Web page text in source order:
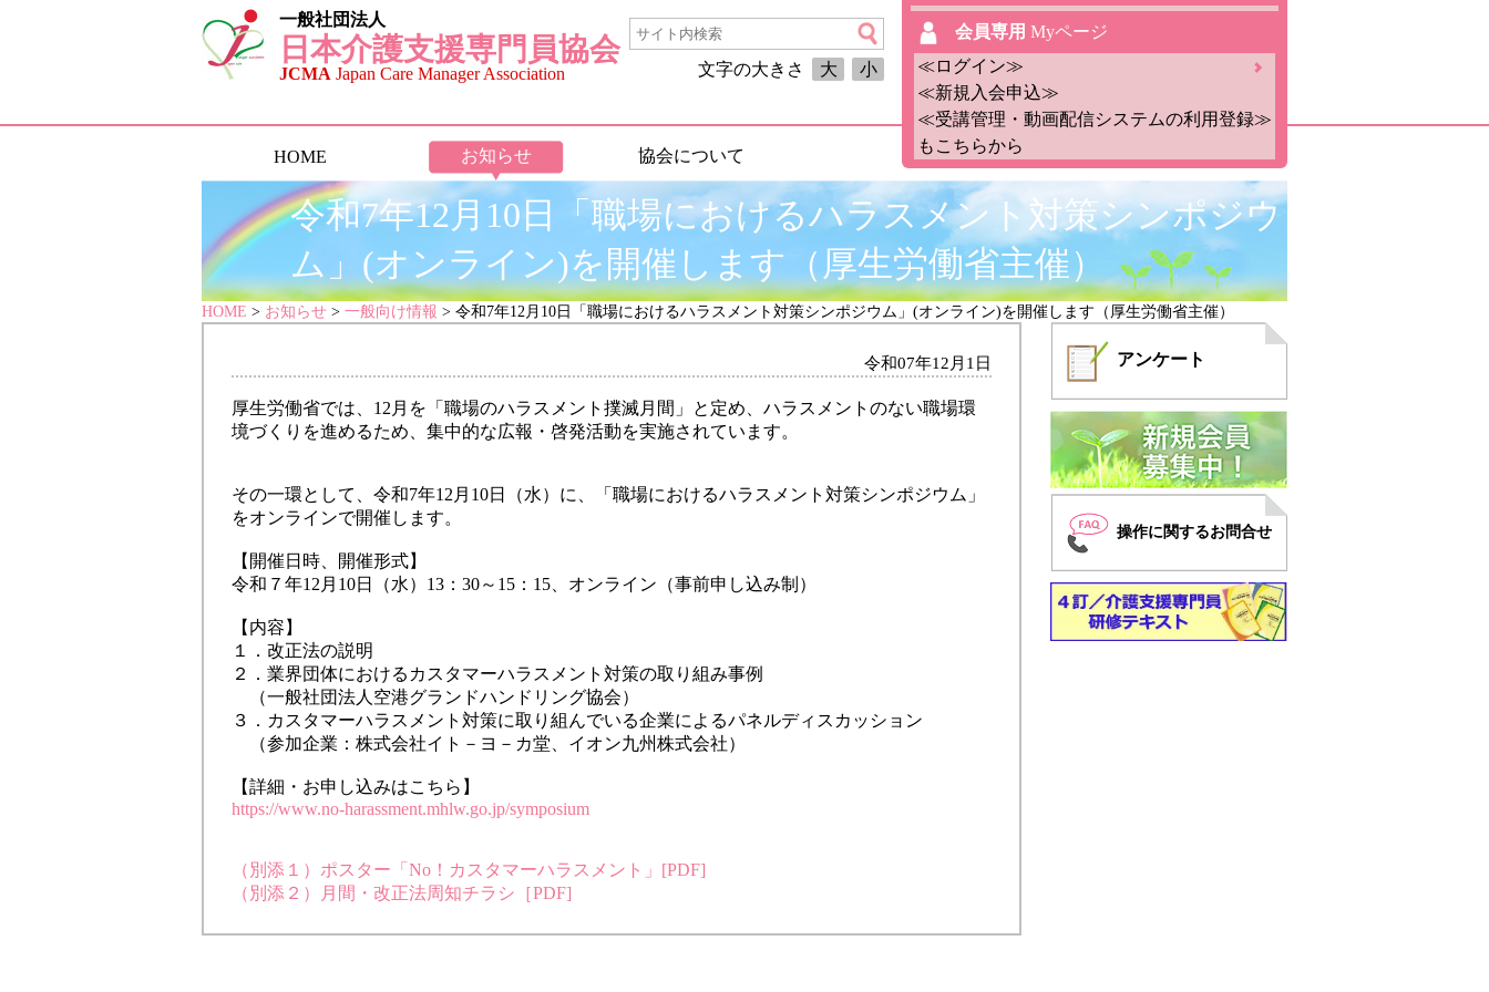
一般社団法人
日本介護支援専門員協会
JCMA Japan Care Manager Association 文字の大きさ 大 小
会員専用 Myページ
≪ログイン≫
≪新規入会申込≫
≪受講管理・動画配信システムの利用登録≫
もこちらから
HOME お知らせ 協会について
令和7年12月10日「職場におけるハラスメント対策シンポジウ
ム」(オンライン)を開催します（厚生労働省主催）
HOME > お知らせ > 一般向け情報 > 令和7年12月10日「職場におけるハラスメント対策シンポジウム」(オンライン)を開催します（厚生労働省主催）
令和07年12月1日
厚生労働省では、12月を「職場のハラスメント撲滅月間」と定め、ハラスメントのない職場環
境づくりを進めるため、集中的な広報・啓発活動を実施されています。
その一環として、令和7年12月10日（水）に、「職場におけるハラスメント対策シンポジウム」
をオンラインで開催します。
【開催日時、開催形式】
令和７年12月10日（水）13：30～15：15、オンライン（事前申し込み制）
【内容】
１．改正法の説明
２．業界団体におけるカスタマーハラスメント対策の取り組み事例
（一般社団法人空港グランドハンドリング協会）
３．カスタマーハラスメント対策に取り組んでいる企業によるパネルディスカッション
（参加企業：株式会社イト－ヨ－カ堂、イオン九州株式会社）
【詳細・お申し込みはこちら】
https://www.no-harassment.mhlw.go.jp/symposium
（別添１）ポスター「No！カスタマーハラスメント」[PDF]
（別添２）月間・改正法周知チラシ［PDF]
アンケート
操作に関するお問合せ